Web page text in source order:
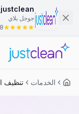
justclean
جوجل بلاي
الخدمات تنظيف